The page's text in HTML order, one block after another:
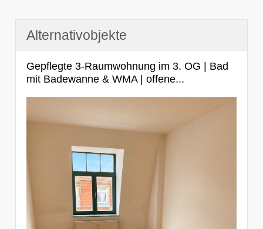
Alternativobjekte
Gepflegte 3-Raumwohnung im 3. OG | Bad
mit Badewanne & WMA | offene...